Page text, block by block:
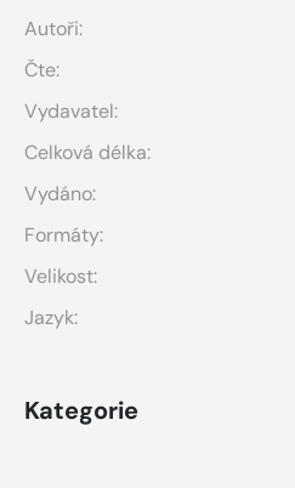
Autoři:
Čte:
Vydavatel:
Celková délka:
Vydáno:
Formáty:
Velikost:
Jazyk:
Kategorie